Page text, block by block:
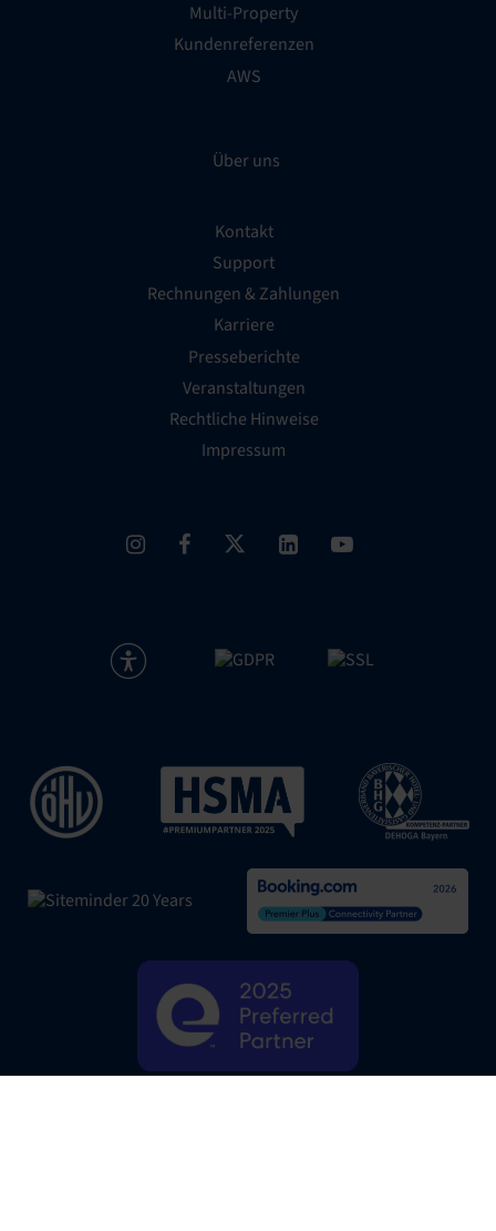
Multi-Property
Kundenreferenzen
AWS
Über uns
Kontakt
Support
Rechnungen & Zahlungen
Karriere
Presseberichte
Veranstaltungen
Rechtliche Hinweise
Impressum